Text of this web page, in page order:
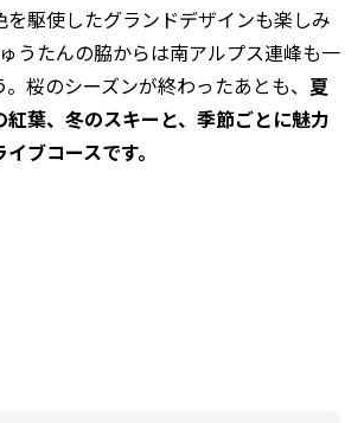
を駆使したグランドデザインも楽しみ
うたんの脇からは南アルプス連峰も一
桜のシーズンが終わったあとも、 夏
紅葉、冬のスキーと、季節ごとに魅力
ブコースです。